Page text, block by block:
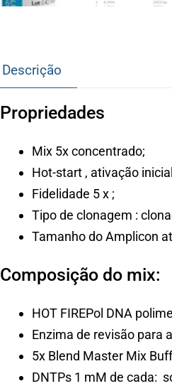
Descrição
Propriedades
Mix 5x concentrado;
Hot-start , ativação
Fidelidade 5 x ;
Tipo de clonagem :
Tamanho do Amplicon
Composição do mix:
HOT FIREPol DNA
Enzima de revisão para
5x Blend Master Mix
DNTPs 1 mM de cada: